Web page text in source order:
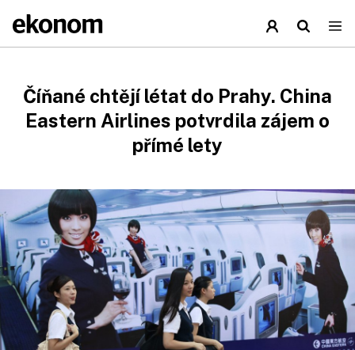
Číňané chtějí létat do Prahy. China
Eastern Airlines potvrdila zájem o
přímé lety